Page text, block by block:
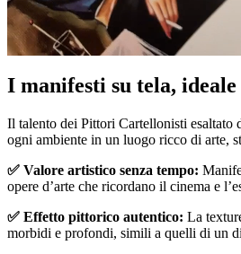
I manifesti su tela,
Il talento dei Pittori Cartellonisti esaltato
ogni ambiente in un luogo ricco di arte,
✅ Valore artistico senza tempo:
opere d’arte che ricordano il cinema e
✅ Effetto pittorico autentico: La
morbidi e profondi, simili a quelli di un